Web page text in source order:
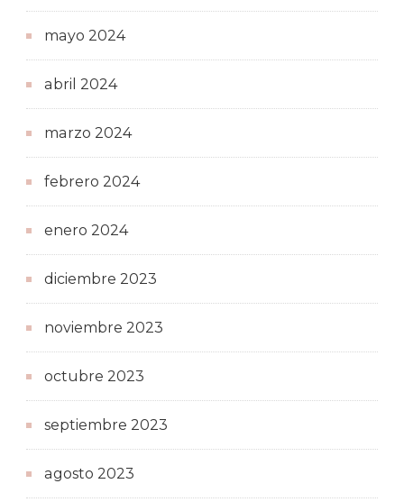
mayo 2024
abril 2024
marzo 2024
febrero 2024
enero 2024
diciembre 2023
noviembre 2023
octubre 2023
septiembre 2023
agosto 2023